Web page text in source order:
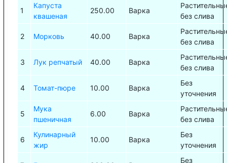
1
Капуста
квашеная
250.00 Варка
без слива
2 Морковь 40.00 Варка
без слива
3 Лук репчатый 40.00 Варка
без слива
4 Томат-пюре 10.00 Варка
Без
уточнения
5
Мука
пшеничная
6.00 Варка
без слива
6
Кулинарный
жир
10.00 Варка
Без
уточнения
Без